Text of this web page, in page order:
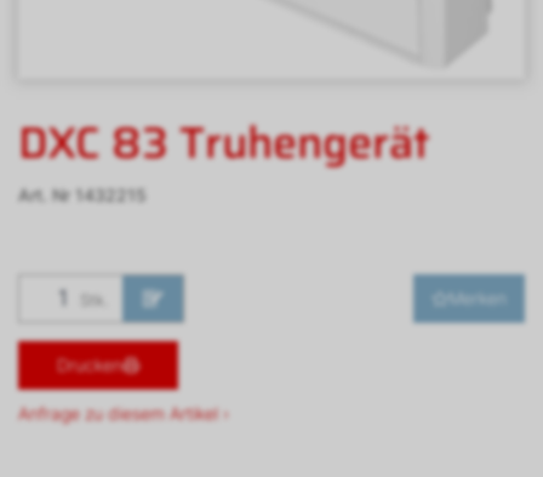
DXC 83 Truhengerät
Art. Nr 1432215
Stk. Merken
Drucken
Anfrage zu diesem Artikel ›